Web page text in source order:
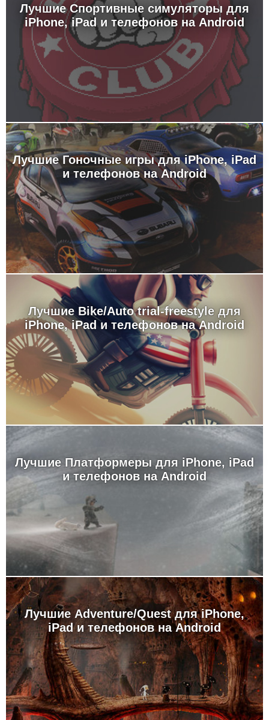
Лучшие Спортивные симуляторы для
iPhone, iPad и телефонов на Android
Лучшие Гоночные игры для iPhone, iPad
и телефонов на Android
Лучшие Bike/Auto trial-freestyle для
iPhone, iPad и телефонов на Android
Лучшие Платформеры для iPhone, iPad
и телефонов на Android
Лучшие Adventure/Quest для iPhone,
iPad и телефонов на Android